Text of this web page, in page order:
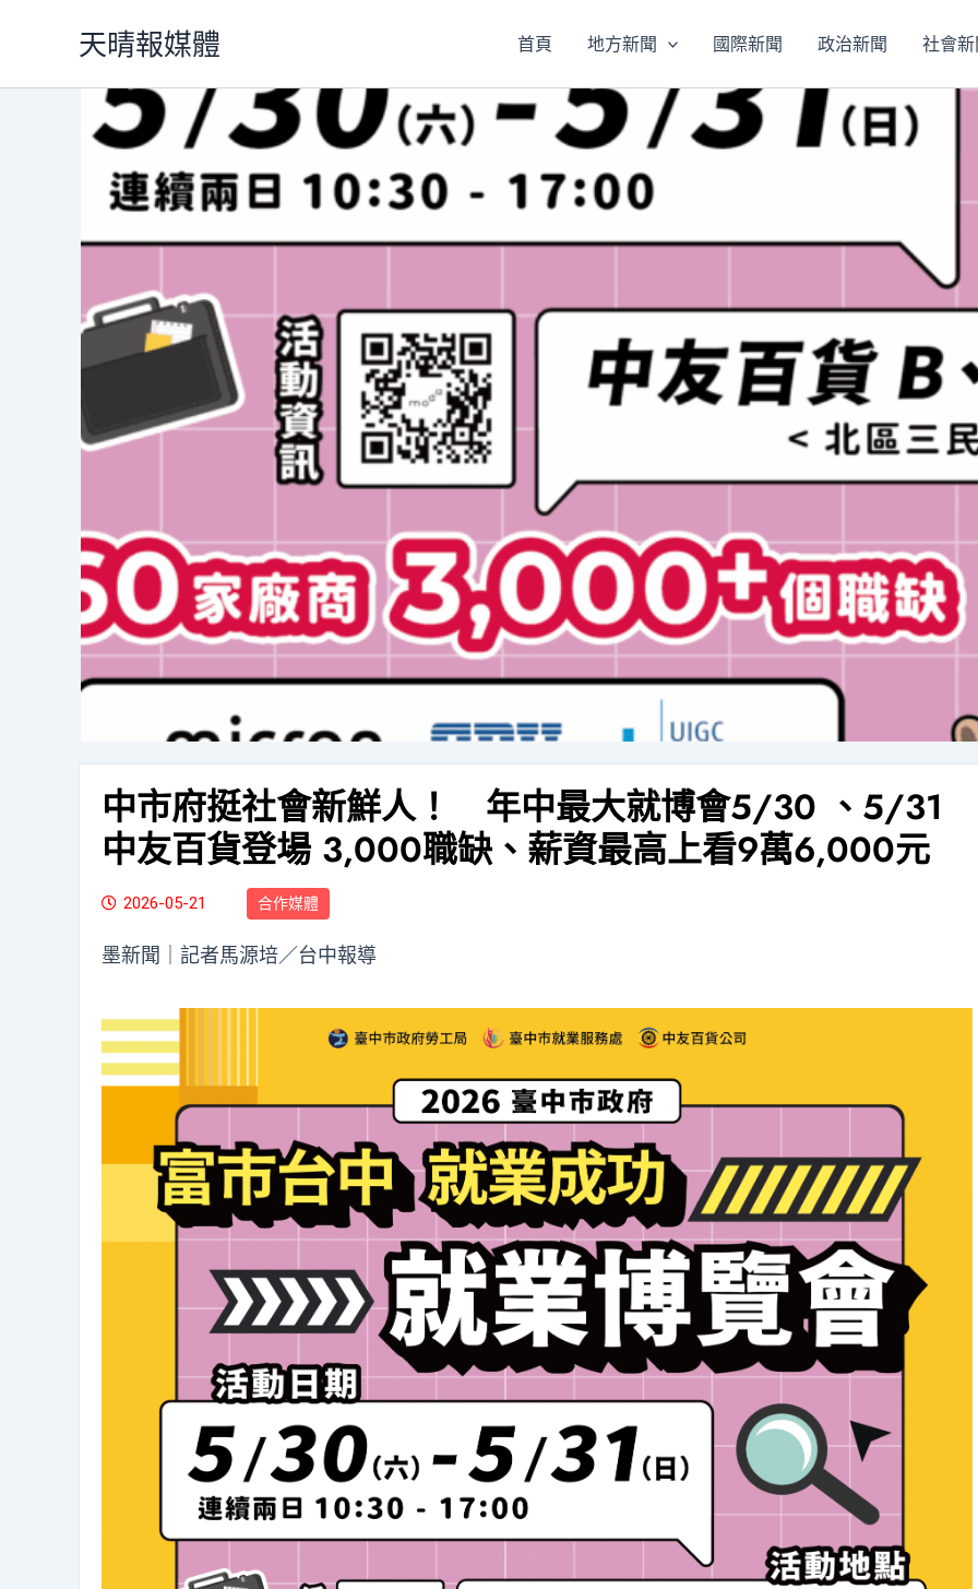
天晴報媒體 首頁 地方新聞 國際新聞 政治新聞 社會
中市府挺社會新鮮人！ 年中最大就博會5/30 、5/31
中友百貨登場 3,000職缺、薪資最高上看9萬6,000元
2026-05-21 合作媒體
墨新聞 ｜記者馬源培／台中報導